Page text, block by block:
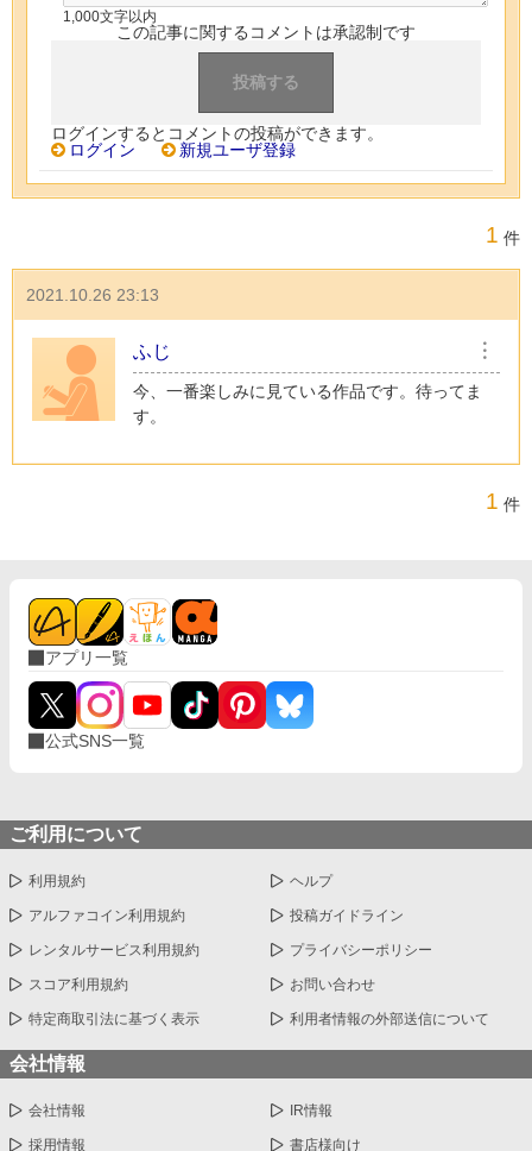
1,000文字以内
この記事に関するコメントは承認制です
ログインするとコメントの投稿ができます。
ログイン
新規ユーザ登録
1 件
2021.10.26 23:13
ふじ ︙
今、一番楽しみに見ている作品です。待ってま
す。
1 件
アプリ一覧
公式SNS一覧
ご利用について
利用規約 ヘルプ
アルファコイン利用規約 投稿ガイドライン
レンタルサービス利用規約 プライバシーポリシー
スコア利用規約 お問い合わせ
特定商取引法に基づく表示 利用者情報の外部送信について
会社情報
会社情報 IR情報
採用情報 書店様向け